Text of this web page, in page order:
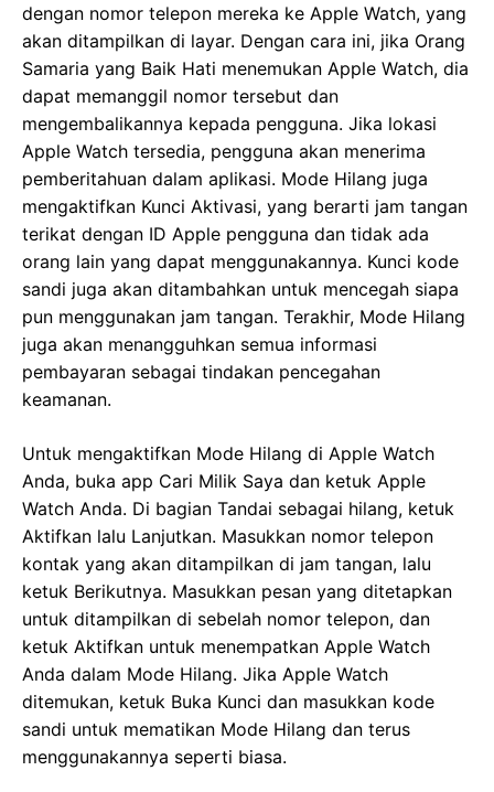
dengan nomor telepon mereka ke Apple Watch, yang
akan ditampilkan di layar. Dengan cara ini, jika Orang
Samaria yang Baik Hati menemukan Apple Watch, dia
dapat memanggil nomor tersebut dan
mengembalikannya kepada pengguna. Jika lokasi
Apple Watch tersedia, pengguna akan menerima
pemberitahuan dalam aplikasi. Mode Hilang juga
mengaktifkan Kunci Aktivasi, yang berarti jam tangan
terikat dengan ID Apple pengguna dan tidak ada
orang lain yang dapat menggunakannya. Kunci kode
sandi juga akan ditambahkan untuk mencegah siapa
pun menggunakan jam tangan. Terakhir, Mode Hilang
juga akan menangguhkan semua informasi
pembayaran sebagai tindakan pencegahan
keamanan.
Untuk mengaktifkan Mode Hilang di Apple Watch
Anda, buka app Cari Milik Saya dan ketuk Apple
Watch Anda. Di bagian Tandai sebagai hilang, ketuk
Aktifkan lalu Lanjutkan. Masukkan nomor telepon
kontak yang akan ditampilkan di jam tangan, lalu
ketuk Berikutnya. Masukkan pesan yang ditetapkan
untuk ditampilkan di sebelah nomor telepon, dan
ketuk Aktifkan untuk menempatkan Apple Watch
Anda dalam Mode Hilang. Jika Apple Watch
ditemukan, ketuk Buka Kunci dan masukkan kode
sandi untuk mematikan Mode Hilang dan terus
menggunakannya seperti biasa.